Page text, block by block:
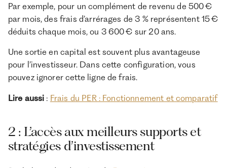
Par exemple, pour un complément de revenu de 500 €
par mois, des frais d’arrérages de 3 % représentent 15 €
déduits chaque mois, ou 3 600 € sur 20 ans.
Une sortie en capital est souvent plus avantageuse
pour l’investisseur. Dans cette configuration, vous
pouvez ignorer cette ligne de frais.
Lire aussi : Frais du PER : Fonctionnement et comparatif
2 : L’accès aux meilleurs supports et
stratégies d’investissement